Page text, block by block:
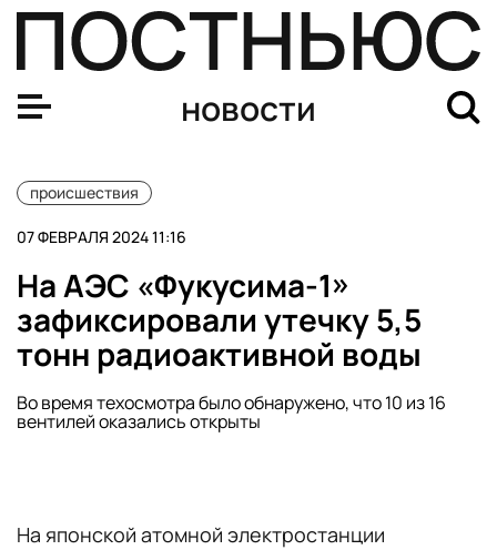
новости
происшествия
07 ФЕВРАЛЯ 2024 11:16
На АЭС «Фукусима-1»
зафиксировали утечку 5,5
тонн радиоактивной воды
Во время техосмотра было обнаружено, что 10 из 16
вентилей оказались открыты
На японской атомной электростанции
СК возбудил уголовное дело по факту крушения